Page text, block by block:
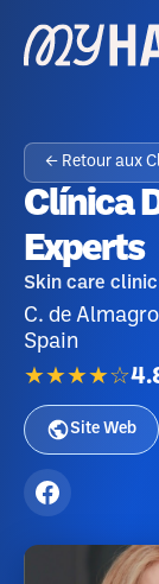
← Retour aux
Clínica
Experts
Skin care clinic
C. de
Spain
★★★★☆
Site Web